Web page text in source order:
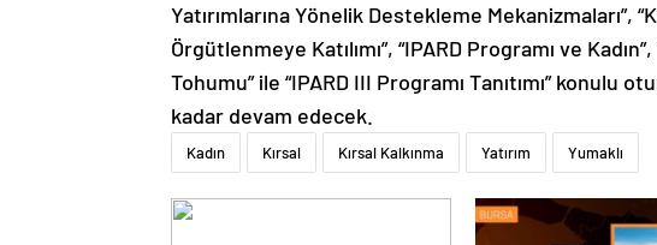
Yatırımlarına Yönelik Destekleme Mekanizmaları”,
Örgütlenmeye Katılımı”, “IPARD Programı ve
Tohumu” ile “IPARD III Programı Tanıtımı” konulu
kadar devam edecek.
Kadın Kırsal Kırsal Kalkınma Yatırım Yumaklı